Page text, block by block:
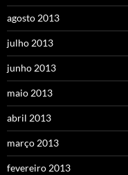
agosto 2013
julho 2013
junho 2013
maio 2013
abril 2013
março 2013
fevereiro 2013